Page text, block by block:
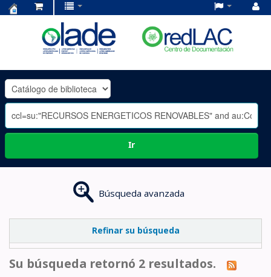
OLADE
-
Ir
Búsqueda avanzada
Refinar su búsqueda
Su búsqueda retornó 2 resultados.